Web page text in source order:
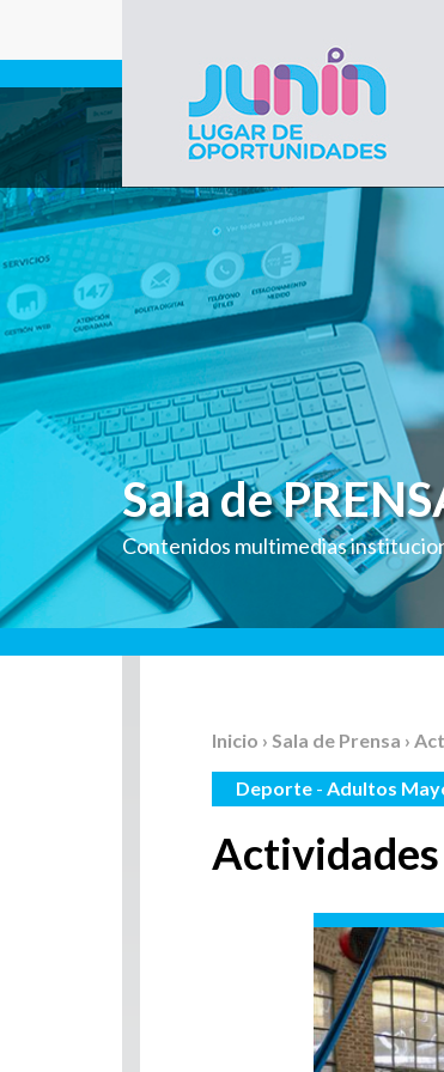
Gobierno de
Junín
Sala de
Contenidos multimedias
Inicio › Sala de Prensa ›
Deporte - Adultos
Actividades